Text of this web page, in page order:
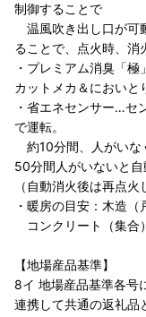
制御することで
温風吹き出し口が可
ることで、点火時、消
・プレミアム消臭「
カットメカ＆においと
・省エネセンサー…セ
で運転。
約10分間、人がいな
50分間人がいないと自
（自動消火後は再点火
・暖房の目安：木造
コンクリート（集合
【地場産品基準】
8イ 地場産品基準各号
連携して共通の返礼品